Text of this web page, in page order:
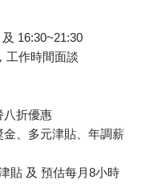
16:30~21:30
工作時間面談
八折優惠
、多元津貼、年調薪
貼 及 預估每月8小時